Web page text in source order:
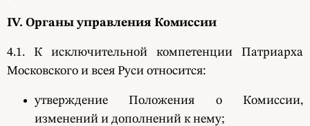
IV. Органы управления Комиссии
4.1. К исключительной компетенции Патриарха
Московского и всея Руси относится:
утверждение Положения о Комиссии,
изменений и дополнений к нему;